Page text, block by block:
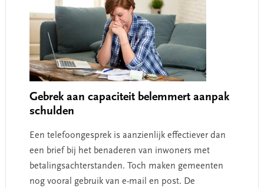
Gebrek aan capaciteit belemmert aanpak
schulden
Een telefoongesprek is aanzienlijk effectiever dan
een brief bij het benaderen van inwoners met
betalingsachterstanden. Toch maken gemeenten
nog vooral gebruik van e-mail en post. De